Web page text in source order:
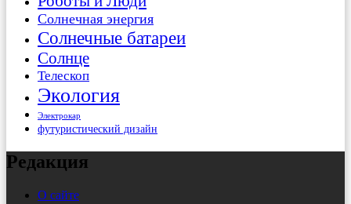
Солнечная энергия
Солнечные батареи
Солнце
Телескоп
Экология
Электрокар
футуристический дизайн
Редакция
О сайте